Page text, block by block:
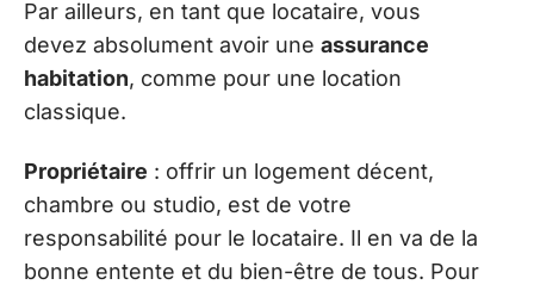
Par ailleurs, en tant que locataire, vous
devez absolument avoir une assurance
habitation, comme pour une location
classique.
Propriétaire : offrir un logement décent,
chambre ou studio, est de votre
responsabilité pour le locataire. Il en va de la
bonne entente et du bien-être de tous. Pour